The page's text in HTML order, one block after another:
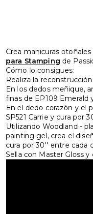
Crea manicuras
para Stamping de
Cómo lo consigues:
Realiza la
En los dedos meñique,
finas de EP109 Emerald
En el dedo corazón y el
SP521 Carrie y cura por
Utilizando Woodland -
painting gel, crea el
cura por 30'' entre cada
Sella con Master Gloss y